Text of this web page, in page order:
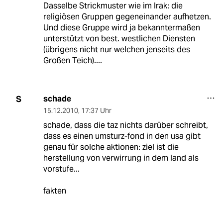
Dasselbe Strickmuster wie im Irak: die
religiösen Gruppen gegeneinander aufhetzen.
Und diese Gruppe wird ja bekanntermaßen
unterstützt von best. westlichen Diensten
(übrigens nicht nur welchen jenseits des
Großen Teich)....
S schade
15.12.2010, 17:37 Uhr
schade, dass die taz nichts darüber schreibt,
dass es einen umsturz-fond in den usa gibt
genau für solche aktionen: ziel ist die
herstellung von verwirrung in dem land als
vorstufe...
fakten